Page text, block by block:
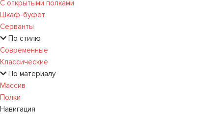
С открытыми полками
Шкаф-буфет
Серванты
По стилю
Современные
Классические
По материалу
Массив
Полки
Навигация